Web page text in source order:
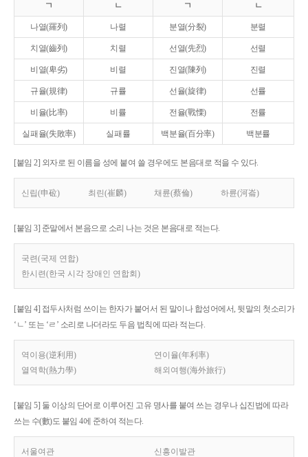
ㄱ ㄴ ㄱ ㄴ
나열(羅列) 나렬 분열(分裂) 분렬
치열(齒列) 치렬 선열(先烈) 선렬
비열(卑劣) 비렬 진열(陳列) 진렬
규율(規律) 규률 선율(旋律) 선률
비율(比率) 비률 전율(戰慄) 전률
실패율(失敗率) 실패률 백분율(百分率) 백분률
[붙임 2] 외자로 된 이름을 성에 붙여 쓸 경우에도 본음대로 적을 수 있다.
신립(申砬) 최린(崔麟) 채륜(蔡倫) 하륜(河崙)
[붙임 3] 준말에서 본음으로 소리 나는 것은 본음대로 적는다.
국련(국제 연합)
한시련(한국 시각 장애인 연합회)
[붙임 4] 접두사처럼 쓰이는 한자가 붙어서 된 말이나 합성어에서, 뒷말의 첫소리가
‘ㄴ’ 또는 ‘ㄹ’ 소리로 나더라도 두음 법칙에 따라 적는다.
역이용(逆利用)
연이율(年利率)
열역학(熱力學)
해외여행(海外旅行)
[붙임 5] 둘 이상의 단어로 이루어진 고유 명사를 붙여 쓰는 경우나 십진법에 따라
쓰는 수(數)도 붙임 4에 준하여 적는다.
서울여관 신흥이발관